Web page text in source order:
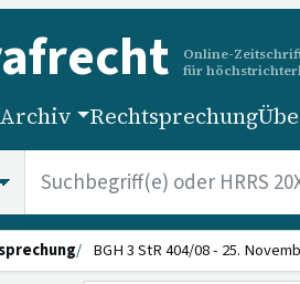
Online-
für
Archiv Rechtsprechung
BGH 3 StR 404/08 - 25.